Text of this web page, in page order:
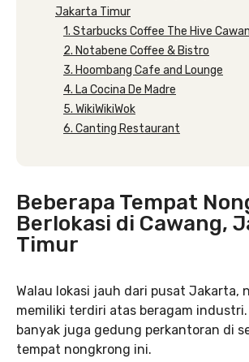
Jakarta Timur
1. Starbucks Coffee The Hive
2. Notabene Coffee & Bistro
3. Hoombang Cafe and Lounge
4. La Cocina De Madre
5. WikiWikiWok
6. Canting Restaurant
Beberapa Tempat
Berlokasi di Cawang,
Timur
Walau lokasi jauh dari pusat Jakarta,
memiliki terdiri atas beragam
banyak juga gedung perkantoran di
tempat nongkrong ini.